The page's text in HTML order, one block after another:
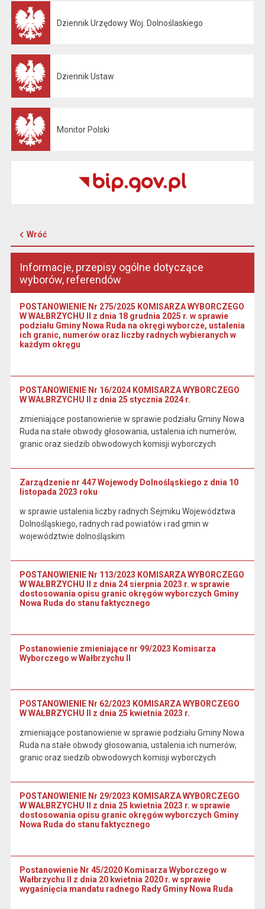
Dziennik Urzędowy Woj. Dolnoślaskiego
Dziennik Ustaw
Monitor Polski
Wróć
Informacje, przepisy ogólne dotyczące
wyborów, referendów
POSTANOWIENIE Nr 275/2025 KOMISARZA WYBORCZEGO
W WAŁBRZYCHU II z dnia 18 grudnia 2025 r. w sprawie
podziału Gminy Nowa Ruda na okręgi wyborcze, ustalenia
ich granic, numerów oraz liczby radnych wybieranych w
każdym okręgu
POSTANOWIENIE Nr 16/2024 KOMISARZA WYBORCZEGO
W WAŁBRZYCHU II z dnia 25 stycznia 2024 r.
zmieniające postanowienie w sprawie podziału Gminy Nowa
Ruda na stałe obwody głosowania, ustalenia ich numerów,
granic oraz siedzib obwodowych komisji wyborczych
Zarządzenie nr 447 Wojewody Dolnośląskiego z dnia 10
listopada 2023 roku
w sprawie ustalenia liczby radnych Sejmiku Województwa
Dolnośląskiego, radnych rad powiatów i rad gmin w
województwie dolnośląskim
POSTANOWIENIE Nr 113/2023 KOMISARZA WYBORCZEGO
W WAŁBRZYCHU II z dnia 24 sierpnia 2023 r. w sprawie
dostosowania opisu granic okręgów wyborczych Gminy
Nowa Ruda do stanu faktycznego
Postanowienie zmieniające nr 99/2023 Komisarza
Wyborczego w Wałbrzychu II
POSTANOWIENIE Nr 62/2023 KOMISARZA WYBORCZEGO
W WAŁBRZYCHU II z dnia 25 kwietnia 2023 r.
zmieniające postanowienie w sprawie podziału Gminy Nowa
Ruda na stałe obwody głosowania, ustalenia ich numerów,
granic oraz siedzib obwodowych komisji wyborczych
POSTANOWIENIE Nr 29/2023 KOMISARZA WYBORCZEGO
W WAŁBRZYCHU II z dnia 25 kwietnia 2023 r. w sprawie
dostosowania opisu granic okręgów wyborczych Gminy
Nowa Ruda do stanu faktycznego
Postanowienie Nr 45/2020 Komisarza Wyborczego w
Wałbrzychu II z dnia 20 kwietnia 2020 r. w sprawie
wygaśnięcia mandatu radnego Rady Gminy Nowa Ruda